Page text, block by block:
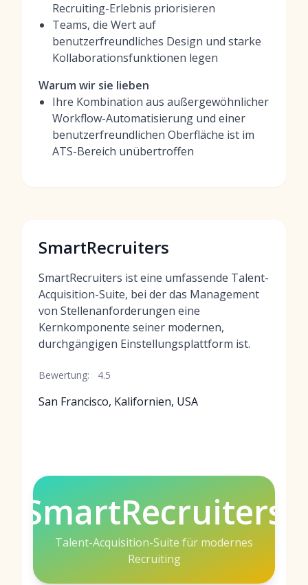
Recruiting-Erlebnis priorisieren
Teams, die Wert auf
benutzerfreundliches Design und starke
Kollaborationsfunktionen legen
Warum wir sie lieben
Ihre Kombination aus außergewöhnlicher
Workflow-Automatisierung und einer
benutzerfreundlichen Oberfläche ist im
ATS-Bereich unübertroffen
SmartRecruiters
SmartRecruiters ist eine umfassende Talent-
Acquisition-Suite, bei der das Management
von Stellenanforderungen eine
Kernkomponente seiner modernen,
durchgängigen Einstellungsplattform ist.
Bewertung: 4.5
San Francisco, Kalifornien, USA
SmartRecruiters
Talent-Acquisition-Suite für modernes
Recruiting